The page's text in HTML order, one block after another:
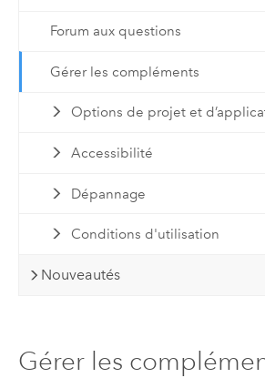
Forum aux questions
Gérer les compléments
Options de projet et
Accessibilité
Dépannage
Conditions d'utilisation
Nouveautés
Gérer les